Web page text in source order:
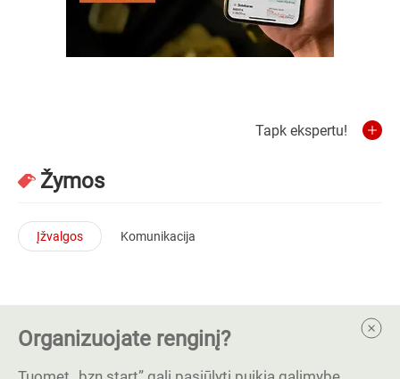
Tapk ekspertu!
Žymos
Įžvalgos Komunikacija
Organizuojate renginį?